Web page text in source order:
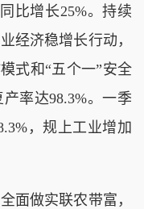
比增长25%。持续
经济稳增长行动，
式和“五个一”安全
率达98.3%。一季
，规上工业增加
做实联农带富，